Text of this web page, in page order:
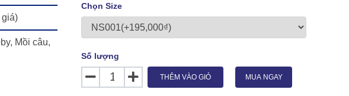
, Mồi câu,
Chọn Size
Số lượng
THÊM VÀO GIỎ MUA NGAY